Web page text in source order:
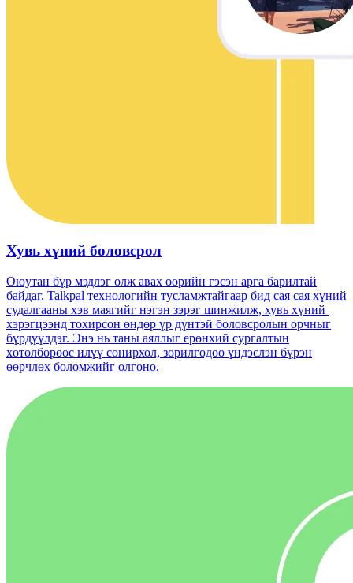
Хувь хүний ​​боловсрол
Оюутан бүр мэдлэг олж авах өөрийн гэсэн арга барилтай
байдаг. Talkpal технологийн тусламжтайгаар бид сая сая хүний
​​судалгааны хэв маягийг нэгэн зэрэг шинжилж, хувь хүний ​​
хэрэгцээнд тохирсон өндөр үр дүнтэй боловсролын орчныг
бүрдүүлдэг. Энэ нь таны аяллыг ерөнхий сургалтын
хөтөлбөрөөс илүү сонирхол, зорилгодоо үндэслэн бүрэн
өөрчлөх боломжийг олгоно.